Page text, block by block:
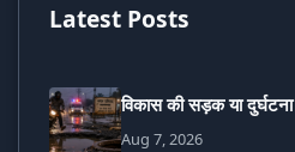
Latest Posts
विकास की सड़क या
Aug 7, 2026